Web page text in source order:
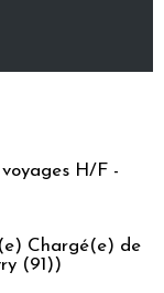
H/F -
Chargé(e) de
(91))